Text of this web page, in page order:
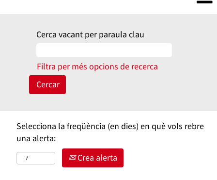
Cerca vacant per paraula clau
Filtra per més opcions de recerca
Selecciona la freqüència (en dies) en què vols rebre
una alerta:
Crea alerta